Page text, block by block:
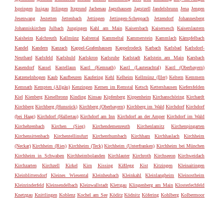
Ispringen Issigau Ittlingen Itzgrund Jachenau Jagsthausen Jagstzell Jandelsbrunn Jena Jengen
Jesenwang
Jestetten Jettenbach Jettingen Jettingen-Scheppach Jetzendorf
Johannesberg
Johanniskirchen
Julbach Jungingen Kahl am Main Kaisersbach Kaisersesch
Kaiserslautern
Kaisheim Kalchreuth Kallmünz Kaltental Kammeltal Kammerstein Kammlach Kämpfelbach
Kandel
Kandern Kanzach Kappel-Grafenhausen Kappelrodeck Karbach Karlsbad
Karlsdorf-
Neuthard
Karlsfeld Karlshuld Karlskron Karlsruhe Karlstadt Karlstein am Main
Karsbach
Kasendorf
Kassel Kastellaun Kastl (Kemnath) Kastl (Lauterachtal)
Kastl (Oberbayern)
Katzenelnbogen Kaub Kaufbeuren Kaufering Kehl Kelheim Kellmünz (Iller) Keltern Kemmern
Kemnath Kempten (Allgäu) Kenzingen Kernen im Remstal Ketsch Kettershausen Kiefersfelden
Kiel Kienberg Kieselbronn Kinding Kinsau Kipfenberg Kippenheim Kirchanschöring Kirchardt
Kirchberg Kirchberg (Hunsrück) Kirchberg (Oberbayern) Kirchberg im Wald Kirchdorf Kirchdorf
(bei Haag) Kirchdorf (Hallertau) Kirchdorf am Inn Kirchdorf an der Amper Kirchdorf im Wald
Kirchehrenbach
Kirchen (Sieg) Kirchendemenreuth Kirchenlamitz
Kirchenpingarten
Kirchensittenbach
Kirchentellinsfurt Kirchenthumbach Kirchham Kirchhaslach
Kirchheim
(Neckar) Kirchheim (Ries) Kirchheim (Teck) Kirchheim (Unterfranken) Kirchheim bei München
Kirchheim in Schwaben Kirchheimbolanden Kirchlauter Kirchroth Kirchseeon Kirchweidach
Kirchzarten
Kirchzell Kirkel Kirn Kissing Kißlegg Kist Kitzingen
Kleinaitingen
Kleinblittersdorf
Kleines Wiesental Kleinheubach Kleinkahl Kleinlangheim
Kleinostheim
Kleinrinderfeld Kleinsendelbach Kleinwallstadt Klettgau Klingenberg am Main Klosterlechfeld
Knetzgau Knittlingen Koblenz Kochel am See Köditz Ködnitz Köfering Kohlberg Kolbermoor